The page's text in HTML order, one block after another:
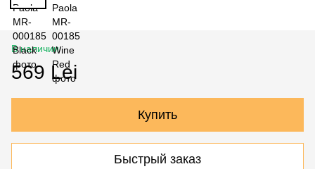
В наличии
569 Lei
Купить
Быстрый заказ